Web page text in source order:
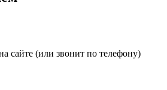
сайте (или звонит по телефону)